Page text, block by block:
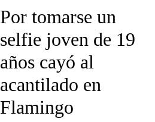
Por tomarse un
selfie joven de 19
años cayó al
acantilado en
Flamingo